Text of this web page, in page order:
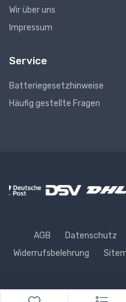
Wir über uns
Impressum
Service
Batteriegesetzhinweise
Häufig gestellte Fragen
AGB
Datenschutz
Widerrufsbelehrung